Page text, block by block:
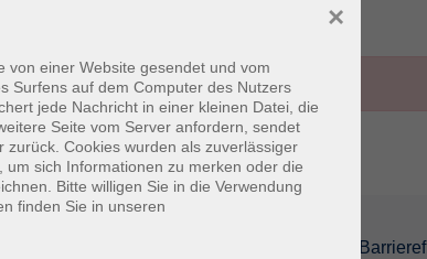
von einer Website gesendet und vom
Surfens auf dem Computer des Nutzers
jede Nachricht in einer kleinen Datei, die
Seite vom Server anfordern, sendet
Cookies wurden als zuverlässiger
sich Informationen zu merken oder die
Bitte willigen Sie in die Verwendung
finden Sie in unseren
×